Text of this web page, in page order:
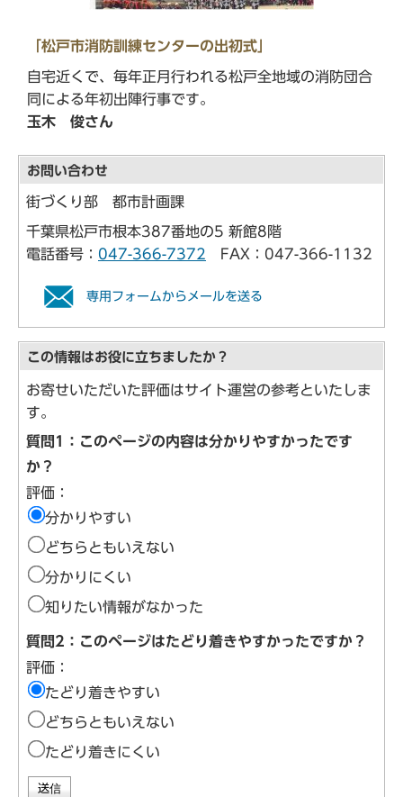
「松戸市消防訓練センターの出初式」
自宅近くで、毎年正月行われる松戸全地域の消防団合
同による年初出陣行事です。
玉木 俊さん
お問い合わせ
街づくり部 都市計画課
千葉県松戸市根本387番地の5 新館8階
電話番号： 047-366-7372 FAX：047-366-1132
専用フォームからメールを送る
この情報はお役に立ちましたか？
お寄せいただいた評価はサイト運営の参考といたしま
す。
質問1：このページの内容は分かりやすかったです
か？
評価：
分かりやすい
どちらともいえない
分かりにくい
知りたい情報がなかった
質問2：このページはたどり着きやすかったですか？
評価：
たどり着きやすい
どちらともいえない
たどり着きにくい